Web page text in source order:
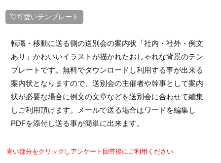
💘可愛いテンプレート
転職・移動に送る側の送別会の案内状「社内・社外・例文
あり」かわいいイラストが描かれたおしゃれな背景のテン
プレートです。無料でダウンロードし利用する事が出来る
案内状となりますので、送別会の主催者や幹事として案内
状が必要な場合に例文の文章などを送別会に合わせて編集
しご利用頂けます。メールで送る場合はワードを編集し
PDFを添付し送る事が簡単に出来ます。
青い部分をクリックしアンケート回答後にご利用ください